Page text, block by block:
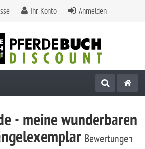
Ihr Konto Anmelden
- meine wunderbaren
Bewertungen